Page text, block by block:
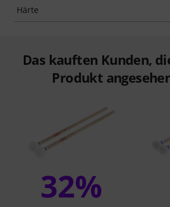
Härte
Das kauften Kunden,
Produkt
32%